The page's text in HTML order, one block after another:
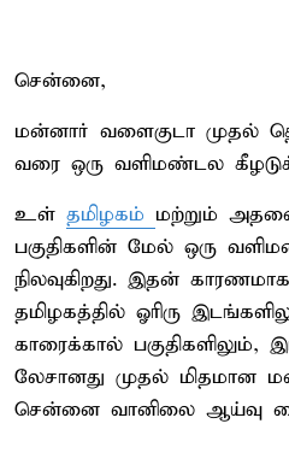
சென்னை,
மன்னார் வளைகுடா முதல்
வரை ஒரு வளிமண்டல
உள் தமிழகம் மற்றும்
பகுதிகளின் மேல் ஒரு
நிலவுகிறது. இதன்
தமிழகத்தில் ஓரிரு
காரைக்கால் பகுதிகளிலும்,
லேசானது முதல் மிதமான
சென்னை வானிலை ஆய்வு